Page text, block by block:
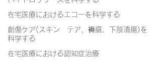
在宅医療におけるエコーを科学する
創傷ケア(スキン テア、褥瘡、下肢潰瘍)を
科学する
在宅医療における認知症治療